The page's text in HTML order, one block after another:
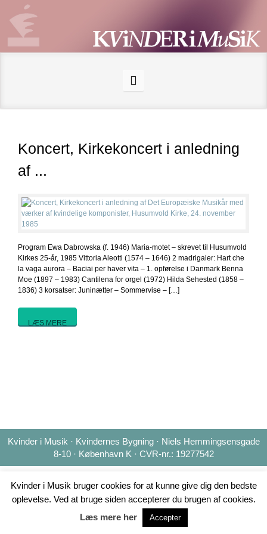
Koncert, Kirkekoncert i anledning
af ...
Program Ewa Dabrowska (f. 1946) Maria-motet – skrevet til Husumvold
Kirkes 25-år, 1985 Vittoria Aleotti (1574 – 1646) 2 madrigaler: Hart che
la vaga aurora – Baciai per haver vita – 1. opførelse i Danmark Benna
Moe (1897 – 1983) Cantilena for orgel (1972) Hilda Sehested (1858 –
1836) 3 korsatser: Juninætter – Sommervise – […]
LÆS MERE
Kvinder i Musik · Kvindernes Bygning · Niels Hemmingsensgade
8-10 · København K · CVR-nr.: 19277542
Kvinder i Musik bruger cookies for at kunne give dig den bedste
oplevelse. Ved at bruge siden accepterer du brugen af cookies.
Læs mere her
Accepter